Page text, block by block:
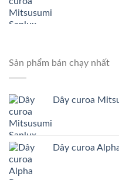
Sản phẩm bán chạy nhất
Dây curoa
Dây curoa